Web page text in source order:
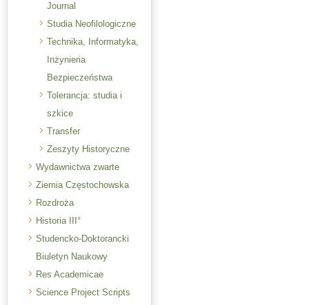
Journal
Studia Neofilologiczne
Technika, Informatyka,
Inżynieria
Bezpieczeństwa
Tolerancja: studia i
szkice
Transfer
Zeszyty Historyczne
Wydawnictwa zwarte
Ziemia Częstochowska
Rozdroża
Historia III°
Studencko-Doktorancki
Biuletyn Naukowy
Res Academicae
Science Project Scripts